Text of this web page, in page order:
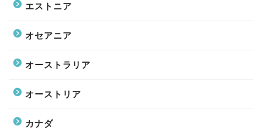
エストニア
オセアニア
オーストラリア
オーストリア
カナダ